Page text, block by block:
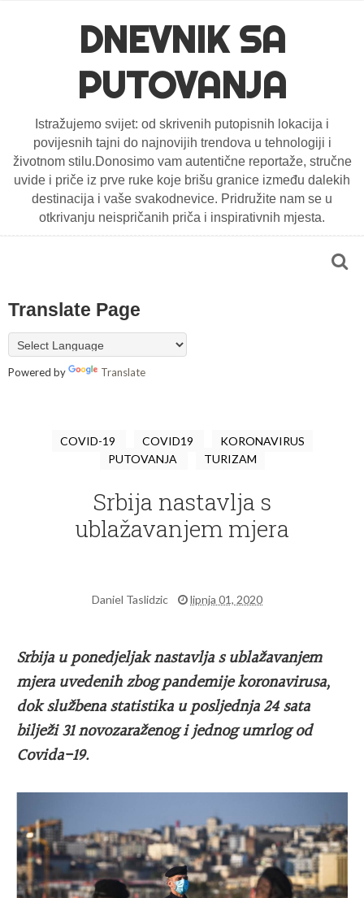
DNEVNIK SA
PUTOVANJA
Istražujemo svijet: od skrivenih putopisnih lokacija i
povijesnih tajni do najnovijih trendova u tehnologiji i
životnom stilu.Donosimo vam autentične reportaže, stručne
uvide i priče iz prve ruke koje brišu granice između dalekih
destinacija i vaše svakodnevice. Pridružite nam se u
otkrivanju neispričanih priča i inspirativnih mjesta.
Translate Page
Powered by Translate
COVID-19 COVID19
KORONAVIRUS
PUTOVANJA
TURIZAM
Srbija nastavlja s
ublažavanjem mjera
Daniel Taslidzic lipnja 01, 2020
Srbija u ponedjeljak nastavlja s ublažavanjem
mjera uvedenih zbog pandemije koronavirusa,
dok službena statistika u posljednja 24 sata
bilježi 31 novozaraženog i jednog umrlog od
Covida-19.